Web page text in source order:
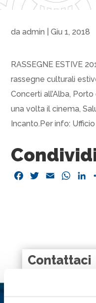
daadmin |Giu 1, 2018
RASSEGNE ESTIVE
rassegne culturali
Concerti all’Alba, Porto
una volta il cinema,
Incanto.Per info:
Facebook
TwitterEmail
Contattaci